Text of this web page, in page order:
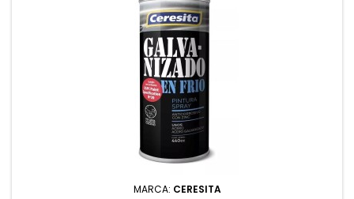
MARCA: CERESITA